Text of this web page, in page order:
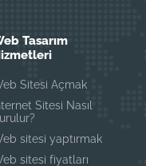
Tasarım
Sitesi Açmak
Sitesi Nasıl
sitesi yaptırmak
sitesi fiyatları